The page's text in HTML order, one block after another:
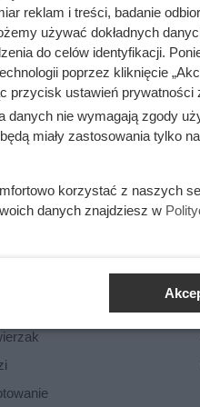
a także kultury i polityki
historia
reklam i treści, badanie
używać dokładnych
do celów identyfikacji.
poprzez kliknięcie
przycisk ustawień prywatności
danych nie wymagają zgody
miały zastosowania tylko
korzystać z naszych
danych znajdziesz w